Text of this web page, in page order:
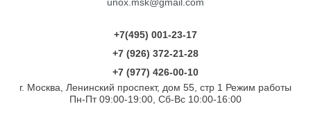
+7(495) 001-23-17
+7 (926) 372-21-28
+7 (977) 426-00-10
г. Москва, Ленинский проспект, дом 55, стр 1 Режим работы
Пн-Пт 09:00-19:00, Сб-Вс 10:00-16:00